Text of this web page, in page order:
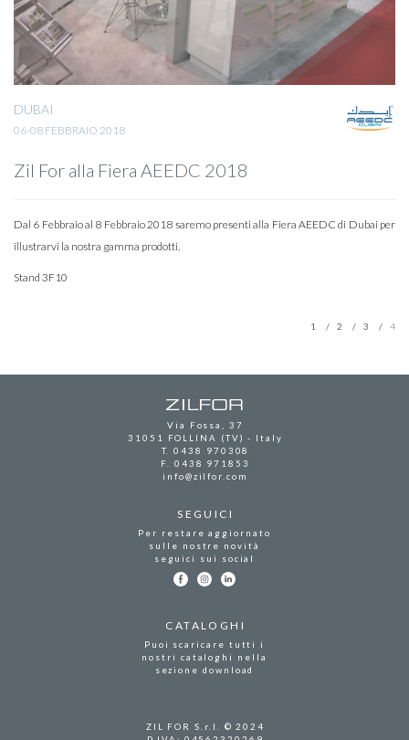
DUBAI
06-08 FEBBRAIO 2018
Zil For alla Fiera AEEDC 2018
Dal 6 Febbraio al 8 Febbraio 2018 saremo presenti alla Fiera AEEDC di Dubai per
illustrarvi la nostra gamma prodotti.
Stand 3F10
1 2 3 4
Via Fossa, 37
31051 FOLLINA (TV) - Italy
T.0438 970308
F. 0438 971853
info@zilfor.com
SEGUICI
Per restare aggiornato
sulle nostre novità
seguici sui social
CATALOGHI
Puoi scaricare tutti i
nostri cataloghi nella
sezione download
ZIL FOR S.r.l. © 2024